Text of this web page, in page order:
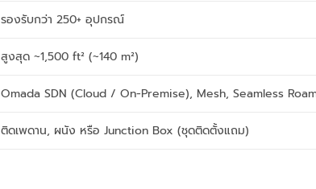
รองรับกว่า 250+ อุปกรณ์
สูงสุด ~1,500 ft² (~140 m²)
Omada SDN (Cloud / On-Premise), Mesh, Seamless
ติดเพดาน, ผนัง หรือ Junction Box (ชุดติดตั้งแถม)